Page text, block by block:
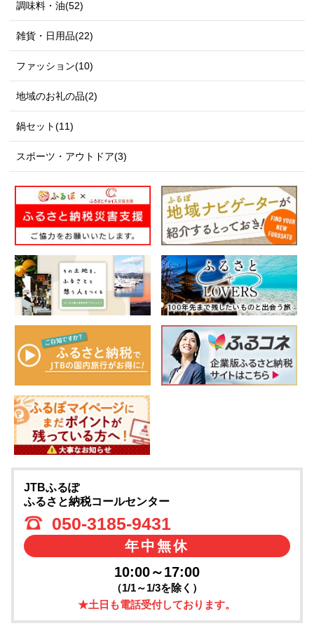
調味料・油(52)
雑貨・日用品(22)
ファッション(10)
地域のお礼の品(2)
鍋セット(11)
スポーツ・アウトドア(3)
JTBふるぽ
ふるさと納税コールセンター
050-3185-9431
年中無休
10:00～17:00
（1/1～1/3を除く）
★土日も電話受付しております。